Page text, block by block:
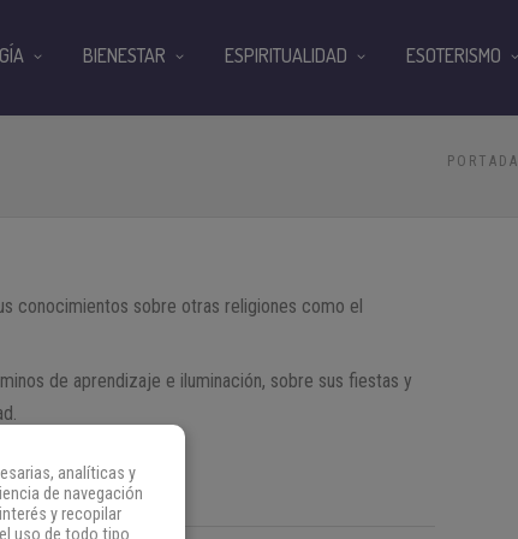
PORTADA
conocimientos sobre otras religiones como el
de aprendizaje e iluminación, sobre sus fiestas y
BIENESTAR ESPIRITUALIDAD ESOTERISMO
analíticas y
de navegación
y recopilar
uso de todo tipo